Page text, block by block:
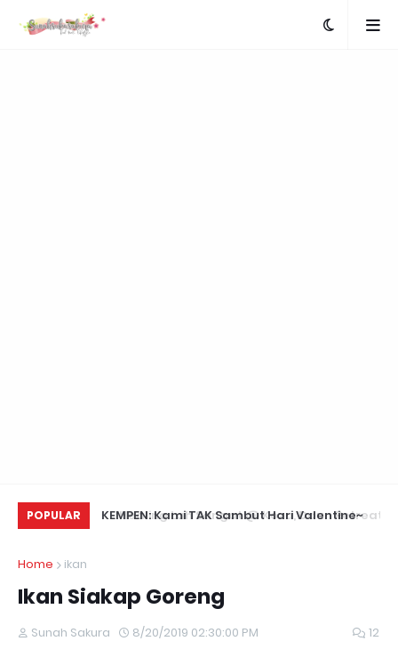
POPULAR
Retreats, KEMPEN: Kami TAK Sambut Hari Valentine~
Home ikan
Ikan Siakap Goreng
Sunah Sakura 8/20/2019 02:30:00 PM 12